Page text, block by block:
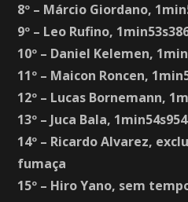
8º – Márcio Giordano,
9º – Leo Rufino,
10º – Daniel Kelemen,
11º – Maicon Roncen,
12º – Lucas Bornemann,
13º – Juca Bala, 1min54s954
14º – Ricardo Alvarez,
fumaça
15º – Hiro Yano, sem